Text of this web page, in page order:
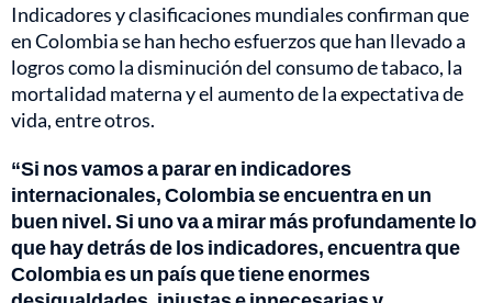
Indicadores y clasificaciones mundiales confirman que
en Colombia se han hecho esfuerzos que han llevado a
logros como la disminución del consumo de tabaco, la
mortalidad materna y el aumento de la expectativa de
vida, entre otros.
“Si nos vamos a parar en indicadores
internacionales, Colombia se encuentra en un
buen nivel. Si uno va a mirar más profundamente lo
que hay detrás de los indicadores, encuentra que
Colombia es un país que tiene enormes